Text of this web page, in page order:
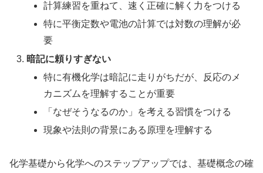
計算練習を重ねて、速く正確に解く力をつける
特に平衡定数や電池の計算では対数の理解が必
要
暗記に頼りすぎない
特に有機化学は暗記に走りがちだが、反応のメ
カニズムを理解することが重要
「なぜそうなるのか」を考える習慣をつける
現象や法則の背景にある原理を理解する
化学基礎から化学へのステップアップでは、基礎概念の確